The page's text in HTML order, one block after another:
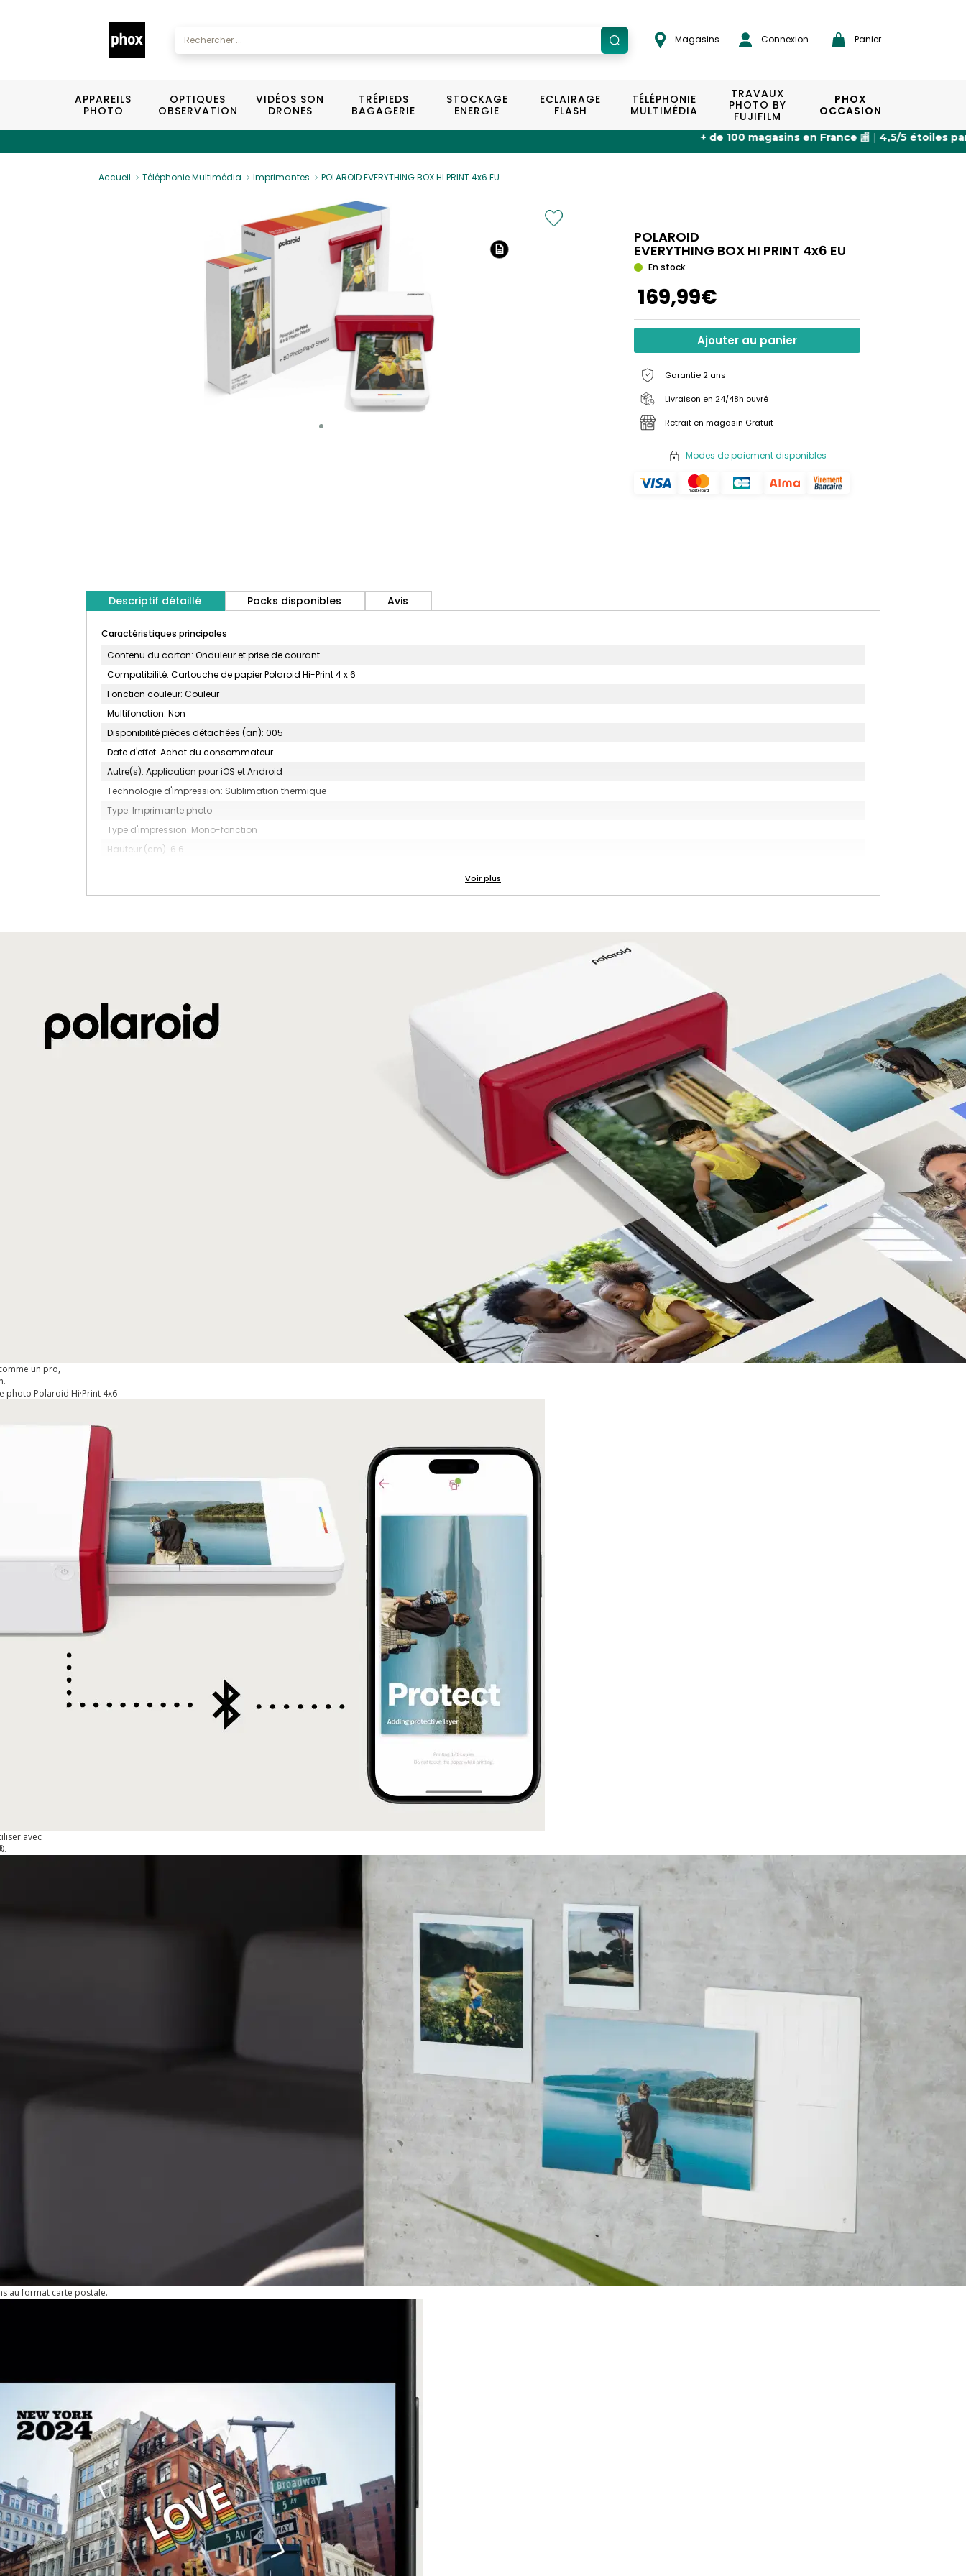
Magasins Connexion Panier
APPAREILS
PHOTO
OPTIQUES
OBSERVATION
VIDÉOS SON
DRONES
TRÉPIEDS
BAGAGERIE
STOCKAGE
ENERGIE
ECLAIRAGE
FLASH
TÉLÉPHONIE
MULTIMÉDIA
TRAVAUX
PHOTO BY
FUJIFILM
PHOX
OCCASION
+ de 100 magasins en France🏬 |4,5/5 étoiles par nos clients ⭐ |
Accueil Téléphonie Multimédia Imprimantes POLAROID EVERYTHING BOX HI PRINT 4x6 EU
POLAROID
EVERYTHING BOX HI PRINT 4x6 EU
En stock
169,99€
Ajouter au panier
Garantie 2 ans
Livraison en 24/48h ouvré
Retrait en magasin Gratuit
Modes de paiement disponibles
Descriptif détaillé Packs disponibles Avis
Caractéristiques principales
Contenu du carton: Onduleur et prise de courant
Compatibilité: Cartouche de papier Polaroid Hi-Print 4 x 6
Fonction couleur: Couleur
Multifonction: Non
Disponibilité pièces détachées (an): 005
Date d'effet: Achat du consommateur.
Autre(s): Application pour iOS et Android
Technologie d'Impression: Sublimation thermique
Type: Imprimante photo
Type d'impression: Mono-fonction
Hauteur (cm): 6.6
un pro,
photo Polaroid Hi·Print 4x6
avec
au format carte postale.